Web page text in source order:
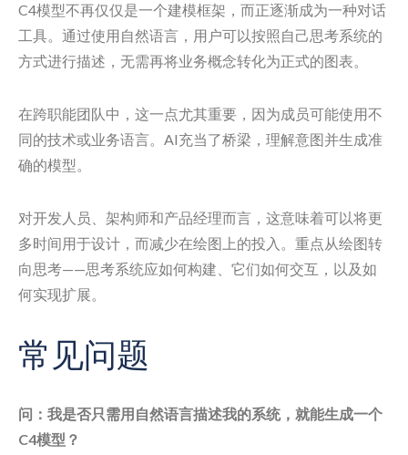
C4模型不再仅仅是一个建模框架，而正逐渐成为一种对话
工具。通过使用自然语言，用户可以按照自己思考系统的
方式进行描述，无需再将业务概念转化为正式的图表。
在跨职能团队中，这一点尤其重要，因为成员可能使用不
同的技术或业务语言。AI充当了桥梁，理解意图并生成准
确的模型。
对开发人员、架构师和产品经理而言，这意味着可以将更
多时间用于设计，而减少在绘图上的投入。重点从绘图转
向思考——思考系统应如何构建、它们如何交互，以及如
何实现扩展。
常见问题
问：我是否只需用自然语言描述我的系统，就能生成一个
C4模型？